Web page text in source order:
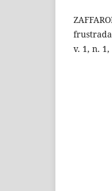
v. 1, n. 1,